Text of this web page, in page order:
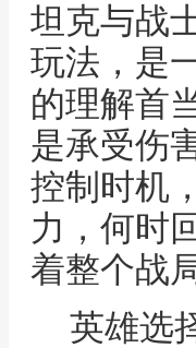
坦克与战
玩法，是
的理解首
是承受伤
控制时机
力，何时
着整个战
英雄选